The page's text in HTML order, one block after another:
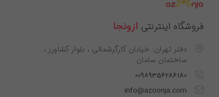
فروشگاه اینترنتی ازونجا
دفتر تهران: خیابان کارگرشمالی ، بلوار کشاورز ،
ساختمان سامان
00989356286180
info@azoonja.com